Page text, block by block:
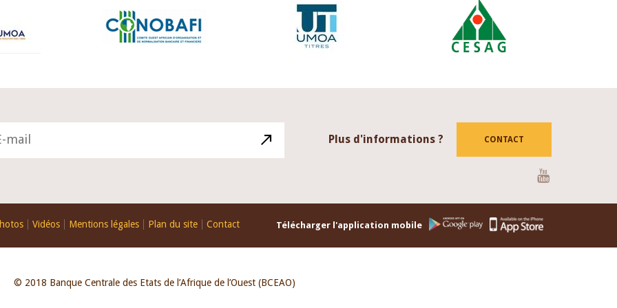
Plus d'informations ? CONTACT
Vidéos Mentions légales Plan du site Contact Télécharger l'application mobile
© 2018 Banque Centrale des Etats de l’Afrique de l’Ouest (BCEAO)